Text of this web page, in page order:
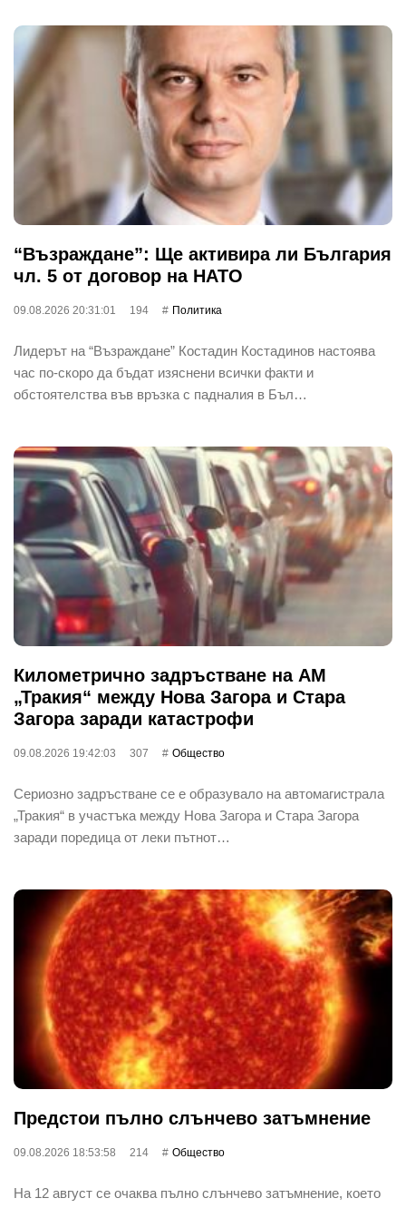
“Възраждане”: Ще активира ли България
чл. 5 от договор на НАТО
09.08.2026 20:31:01 194 Политика
Лидерът на “Възраждане” Костадин Костадинов настоява
час по-скоро да бъдат изяснени всички факти и
обстоятелства във връзка с падналия в Бъл…
Километрично задръстване на АМ
„Тракия“ между Нова Загора и Стара
Загора заради катастрофи
09.08.2026 19:42:03 307 Общество
Сериозно задръстване се е образувало на автомагистрала
„Тракия“ в участъка между Нова Загора и Стара Загора
заради поредица от леки пътнот…
Предстои пълно слънчево затъмнение
09.08.2026 18:53:58 214 Общество
На 12 август се очаква пълно слънчево затъмнение, което